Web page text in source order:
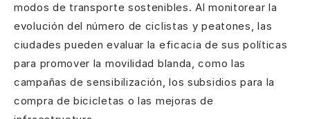
modos de transporte sostenibles. Al monitorear la
evolución del número de ciclistas y peatones, las
ciudades pueden evaluar la eficacia de sus políticas
para promover la movilidad blanda, como las
campañas de sensibilización, los subsidios para la
compra de bicicletas o las mejoras de